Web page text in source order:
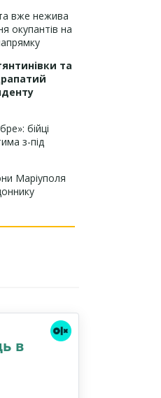
вже нежива
окупантів на
та
бійці
з-під
Маріуполя
в